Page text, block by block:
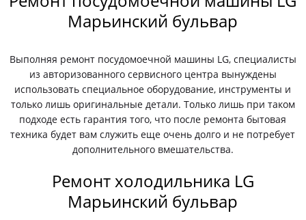
Марьинский бульвар
Выполняя ремонт посудомоечной машины LG, специалисты
из авторизованного сервисного центра вынуждены
использовать специальное оборудование, инструменты и
только лишь оригинальные детали. Только лишь при таком
подходе есть гарантия того, что после ремонта бытовая
техника будет вам служить еще очень долго и не потребует
дополнительного вмешательства.
Ремонт холодильника LG
Марьинский бульвар